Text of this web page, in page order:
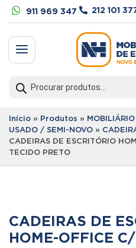
 911 969 347  212 101
a
search
Início » Produtos »
USADO / SEMI-NOVO »
CADEIRAS DE ESCRITÓRIO
TECIDO PRETO
CADEIRAS DE
HOME-OFFICE